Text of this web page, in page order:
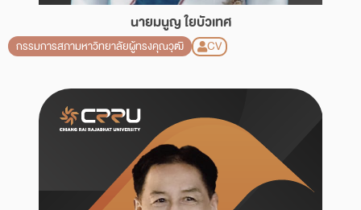
นายมนูญ ใยบัวเทศ
กรรมการสภามหาวิทยาลัยผู้ทรงคุณวุฒิ CV